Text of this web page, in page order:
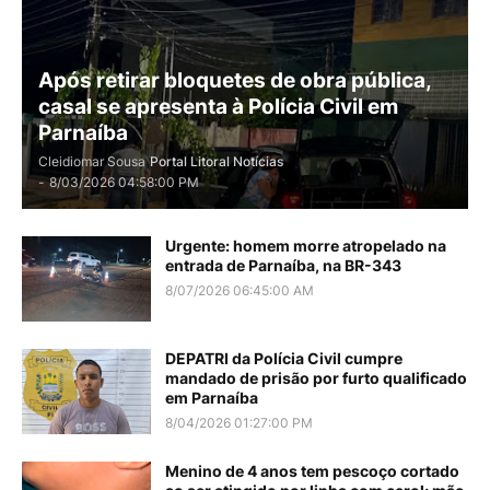
Após retirar bloquetes de obra pública,
casal se apresenta à Polícia Civil em
Parnaíba
Cleidiomar Sousa Portal Litoral Notícias
- 8/03/2026 04:58:00 PM
Urgente: homem morre atropelado na
entrada de Parnaíba, na BR-343
8/07/2026 06:45:00 AM
DEPATRI da Polícia Civil cumpre
mandado de prisão por furto qualificado
em Parnaíba
8/04/2026 01:27:00 PM
Menino de 4 anos tem pescoço cortado